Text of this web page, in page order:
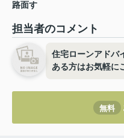
路面す
担当者のコメント
住宅ローンアドバ
ある方はお気軽に
無料